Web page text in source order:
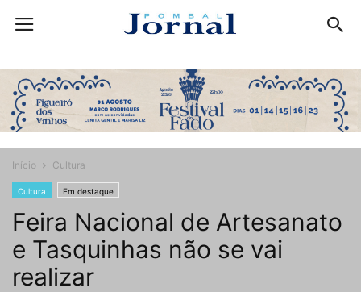
Início Cultura
Cultura Em destaque
Feira Nacional de Artesanato
e Tasquinhas não se vai
realizar